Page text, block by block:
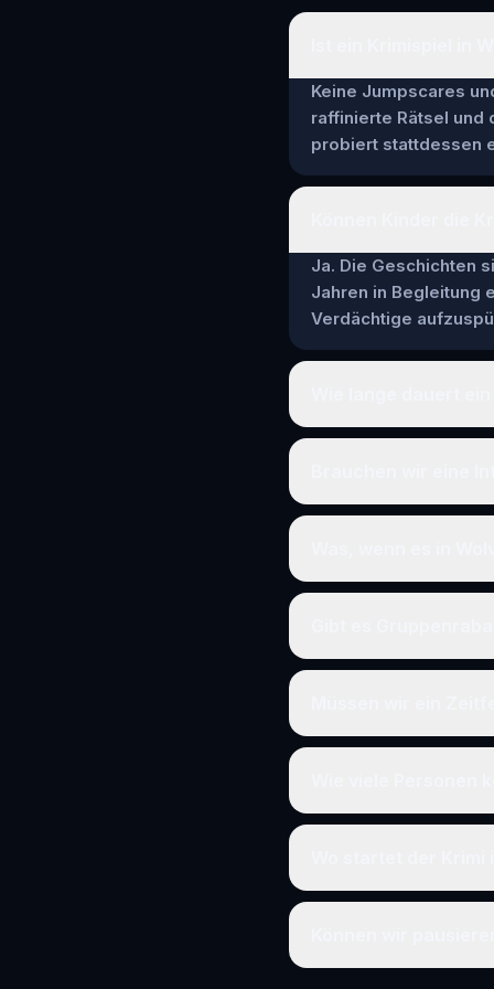
Keine Jumpscares
raffinierte Rätsel und
probiert stattdessen
Ja. Die Geschichten
Jahren in Begleitung
Verdächtige